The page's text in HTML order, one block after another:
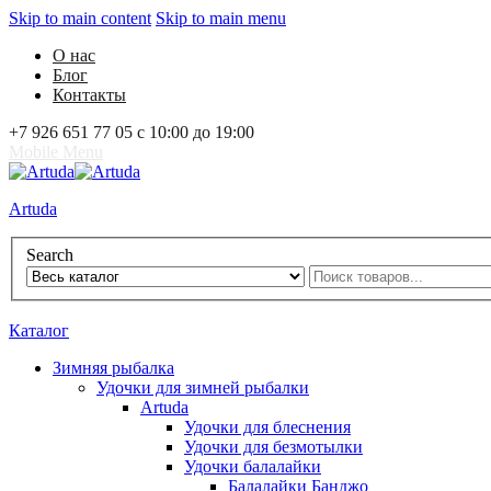
Skip to main content Skip to main menu
О нас
Блог
Контакты
+7 926 651 77 05 с 10:00 до 19:00
Artuda
Search
Каталог
Зимняя рыбалка
Удочки для зимней рыбалки
Artuda
Удочки для блеснения
Удочки для безмотылки
Удочки балалайки
Балалайки Банджо